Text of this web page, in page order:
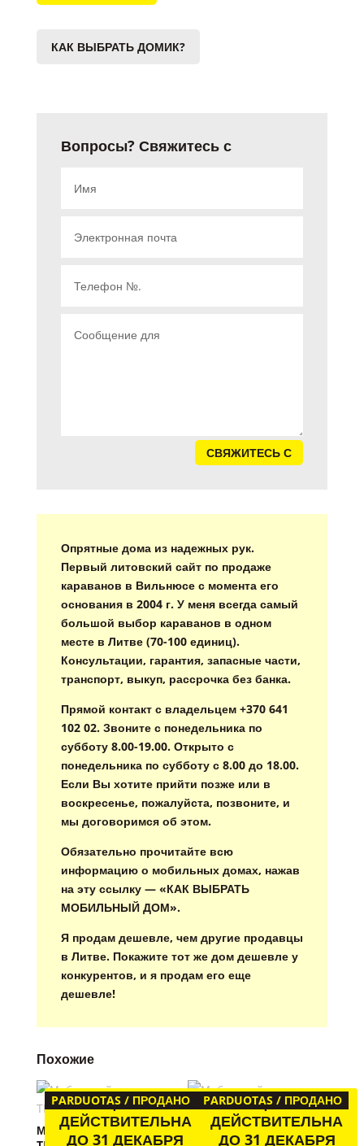
КАК ВЫБРАТЬ ДОМИК?
Вопросы? Свяжитесь с
СВЯЖИТЕСЬ С
Опрятные дома из надежных рук.
Первый литовский сайт по продаже
караванов в Вильнюсе с момента его
основания в 2004 г. У меня всегда самый
большой выбор караванов в одном
месте в Литве (70-100 единиц).
Консультации, гарантия, запасные части,
транспорт, выкуп, рассрочка без банка.
Прямой контакт с владельцем +370 641
102 02. Звоните с понедельника по
субботу 8.00-19.00. Открыто с
понедельника по субботу с 8.00 до 18.00.
Если Вы хотите прийти позже или в
воскресенье, пожалуйста, позвоните, и
мы договоримся об этом.
Обязательно прочитайте всю
информацию о мобильных домах, нажав
на эту ссылку — «КАК ВЫБРАТЬ
МОБИЛЬНЫЙ ДОМ».
Я продам дешевле, чем другие продавцы
в Литве. Покажите тот же дом дешевле у
конкурентов, и я продам его еще
дешевле!
Похожие
ЦЕНА
ДЕЙСТВИТЕЛЬНА
ДО 31 ДЕКАБРЯ
PARDUOTAS / ПРОДАНО
Мобильный домик
ЦЕНА
ДЕЙСТВИТЕЛЬНА
ДО 31 ДЕКАБРЯ
PARDUOTAS / ПРОДАНО
Мобильный домик